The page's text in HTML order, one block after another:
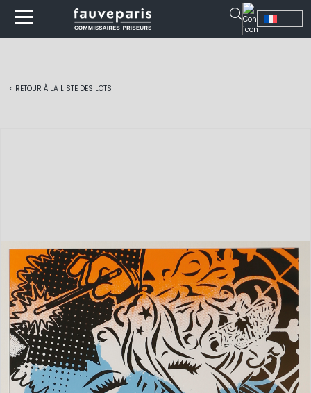
< RETOUR À LA LISTE DES LOTS